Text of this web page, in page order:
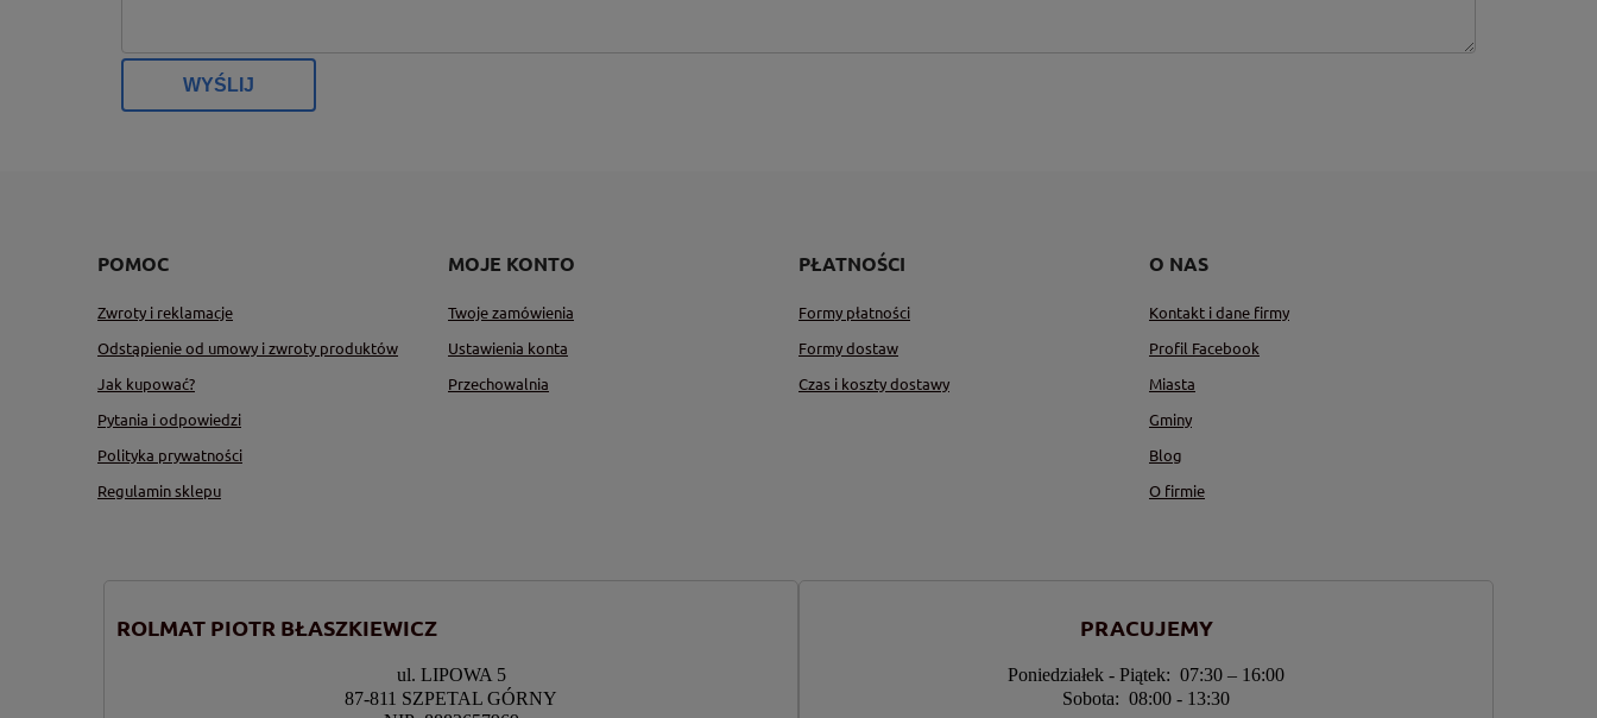
WYŚLIJ
POMOC
Zwroty i reklamacje
Odstąpienie od umowy i zwroty produktów
Jak kupować?
Pytania i odpowiedzi
Polityka prywatności
Regulamin sklepu
MOJE KONTO
Twoje zamówienia
Ustawienia konta
Przechowalnia
PŁATNOŚCI
Formy płatności
Formy dostaw
Czas i koszty dostawy
O NAS
Kontakt i dane firmy
Profil Facebook
Miasta
Gminy
Blog
O firmie
ROLMAT PIOTR BŁASZKIEWICZ
ul. LIPOWA 5
87-811 SZPETAL GÓRNY
PRACUJEMY
Poniedziałek - Piątek: 07:30 – 16:00
Sobota: 08:00 - 13:30